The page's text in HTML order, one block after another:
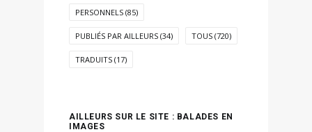
PERSONNELS (85)
PUBLIÉS PAR AILLEURS (34) TOUS (720)
TRADUITS (17)
AILLEURS SUR LE SITE : BALADES EN
IMAGES